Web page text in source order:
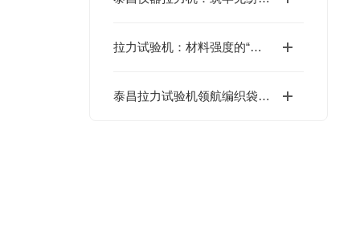
拉力试验机：材料强度的“考官”，工业品质的隐形守护者
泰昌拉力试验机领航编织袋质控